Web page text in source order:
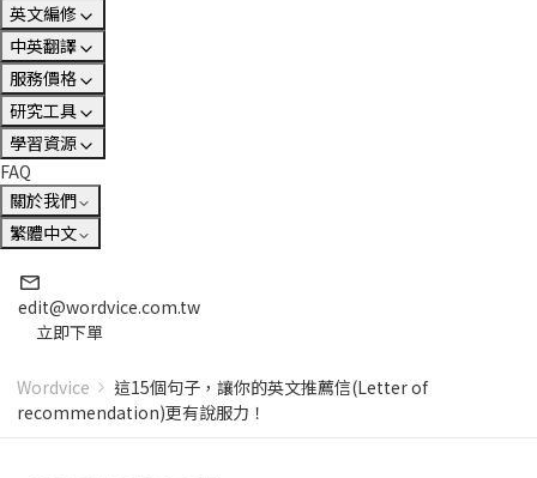
英文編修
中英翻譯
服務價格
研究工具
學習資源
FAQ
關於我們
繁體中文
edit@wordvice.com.tw
立即下單
Wordvice
這15個句子，讓你的英文推薦信(Letter of
recommendation)更有說服力！